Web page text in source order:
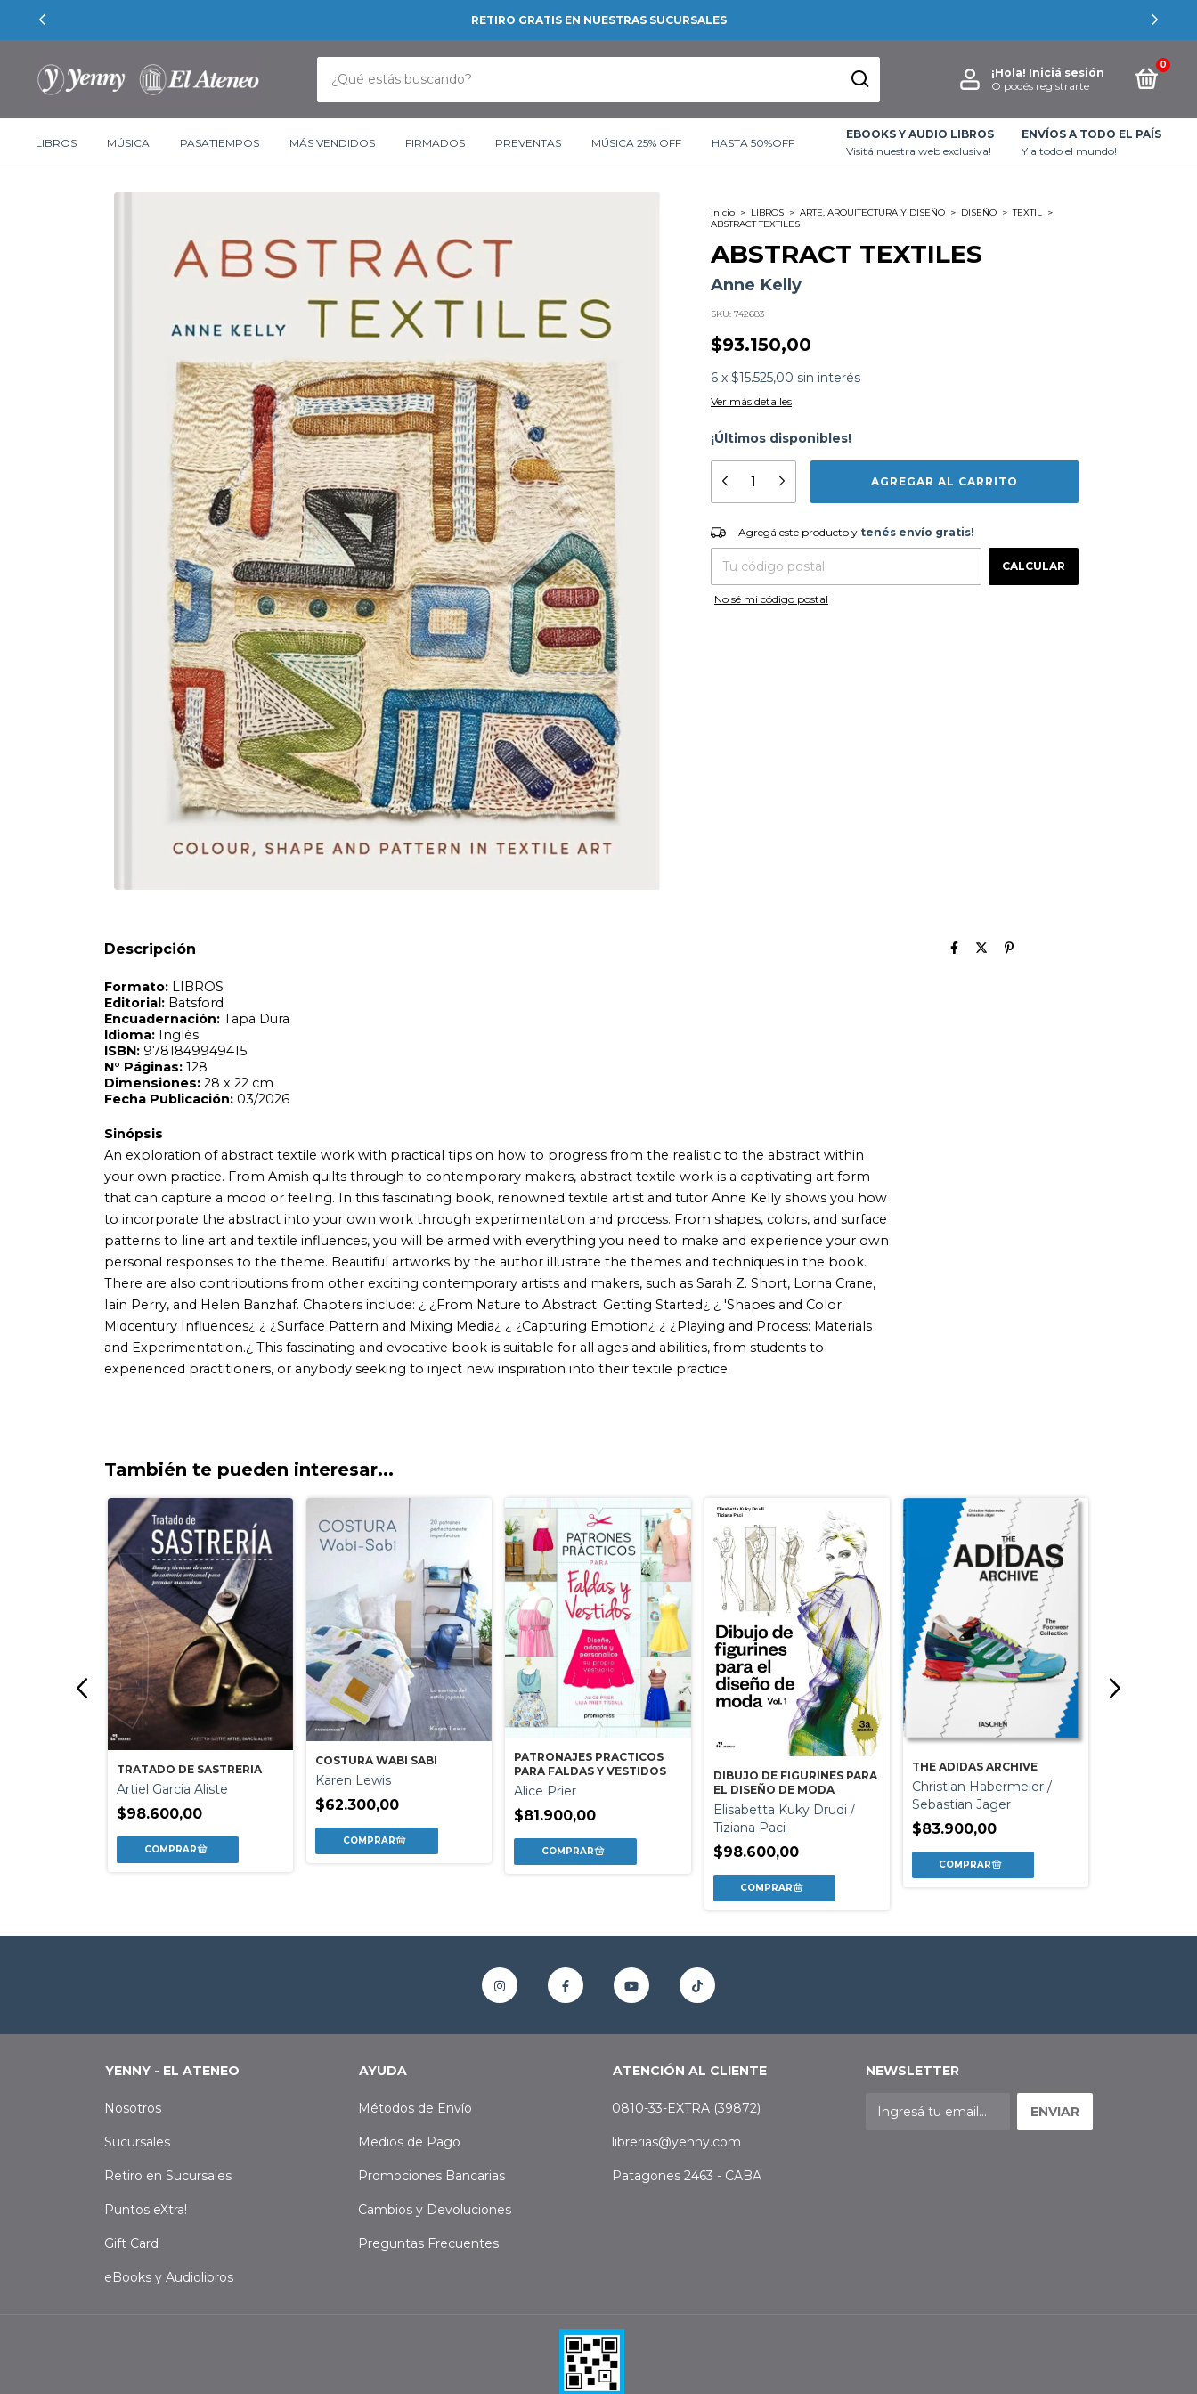
RETIRO GRATIS EN NUESTRAS SUCURSALES
¡Hola! Iniciá sesión
O podés registrarte
0
LIBROS MÚSICA PASATIEMPOS MÁS VENDIDOS FIRMADOS PREVENTAS MÚSICA 25% OFF HASTA 50%OFF
EBOOKS Y AUDIO LIBROS
Visitá nuestra web exclusiva!
ENVÍOS A TODO EL PAÍS
Y a todo el mundo!
Inicio > LIBROS > ARTE, ARQUITECTURA Y DISEÑO > DISEÑO > TEXTIL >
ABSTRACT TEXTILES
ABSTRACT TEXTILES
Anne Kelly
SKU: 742683
$93.150,00
6 x $15.525,00 sin interés
Ver más detalles
¡Últimos disponibles!
¡Agregá este producto ytenés envío gratis!
CAMBIAR CP
¡Agregá este producto y tenés envío gratis!
CALCULAR
No sé mi código postal
Descripción
LIBROS
Encuadernación:Tapa Dura
Páginas:
Sinópsis
your own practice. From Amish quilts through to contemporary makers, abstract textile work is a captivating art form
that can capture a mood or feeling. In this fascinating book, renowned textile artist and tutor Anne Kelly shows you how
to incorporate the abstract into your own work through experimentation and process. From shapes, colors, and surface
patterns to line art and textile influences, you will be armed with everything you need to make and experience your own
personal responses to the theme. Beautiful artworks by the author illustrate the themes and techniques in the book.
There are also contributions from other exciting contemporary artists and makers, such as Sarah Z. Short, Lorna Crane,
Iain Perry, and Helen Banzhaf. Chapters include: ¿ ¿From Nature to Abstract: Getting Started¿ ¿ 'Shapes and Color:
Midcentury Influences¿ ¿ ¿Surface Pattern and Mixing Media¿ ¿ ¿Capturing Emotion¿ ¿ ¿Playing and Process: Materials
experienced practitioners, or anybody seeking to inject new inspiration into their textile practice.
También te pueden interesar...
TRATADO DE SASTRERIA
Artiel Garcia Aliste
$98.600,00
COSTURA WABI SABI
Karen Lewis
$62.300,00
PATRONAJES PRACTICOS
PARA FALDAS Y VESTIDOS
Alice Prier
$81.900,00
DIBUJO DE FIGURINES PARA
EL DISEÑO DE MODA
Elisabetta Kuky Drudi /
Tiziana Paci
$98.600,00
THE ADIDAS ARCHIVE
Christian Habermeier /
Sebastian Jager
$83.900,00
YENNY - EL ATENEO
Nosotros
Sucursales
Retiro en Sucursales
Puntos eXtra!
Gift Card
eBooks y Audiolibros
AYUDA
Métodos de Envío
Medios de Pago
Promociones Bancarias
Cambios y Devoluciones
Preguntas Frecuentes
ATENCIÓN AL CLIENTE
0810-33-EXTRA (39872)
librerias@yenny.com
Patagones 2463 - CABA
NEWSLETTER